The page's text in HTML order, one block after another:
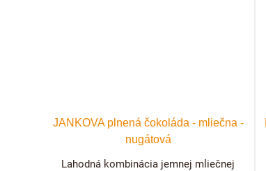
JANKOVA plnená čokoláda - mliečna -
nugátová
Lahodná kombinácia jemnej mliečnej